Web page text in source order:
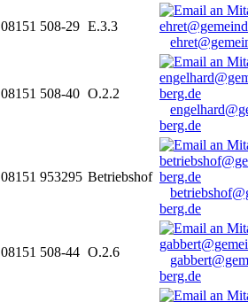
08151 508-29 E.3.3
08151 508-40 O.2.2
berg.de
08151 953295 Betriebshof
berg.de
08151 508-44 O.2.6
berg.de